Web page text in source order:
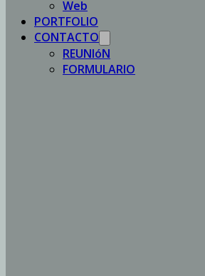
Web
PORTFOLIO
CONTACTO
REUNIóN
FORMULARIO